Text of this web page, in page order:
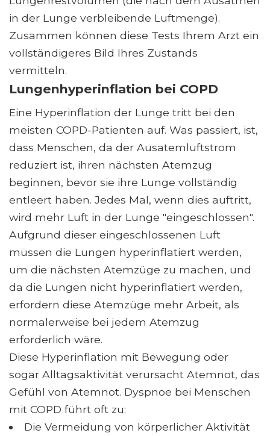
in der Lunge verbleibende Luftmenge).
Zusammen können diese Tests Ihrem Arzt ein
vollständigeres Bild Ihres Zustands
vermitteln.
Lungenhyperinflation bei COPD
Eine Hyperinflation der Lunge tritt bei den
meisten COPD-Patienten auf. Was passiert, ist,
dass Menschen, da der Ausatemluftstrom
reduziert ist, ihren nächsten Atemzug
beginnen, bevor sie ihre Lunge vollständig
entleert haben. Jedes Mal, wenn dies auftritt,
wird mehr Luft in der Lunge "eingeschlossen".
Aufgrund dieser eingeschlossenen Luft
müssen die Lungen hyperinflatiert werden,
um die nächsten Atemzüge zu machen, und
da die Lungen nicht hyperinflatiert werden,
erfordern diese Atemzüge mehr Arbeit, als
normalerweise bei jedem Atemzug
erforderlich wäre.
Diese Hyperinflation mit Bewegung oder
sogar Alltagsaktivität verursacht Atemnot, das
Gefühl von Atemnot. Dyspnoe bei Menschen
mit COPD führt oft zu:
Die Vermeidung von körperlicher Aktivität